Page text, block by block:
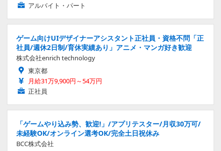
アルバイト・パート
ゲーム向けUIデザイナーアシスタント正社員・資格不問「正
社員/週休2日制/育休実績あり」アニメ・マンガ好き歓迎
株式会社enrich technology
東京都
月給31万9,900円～54万円
正社員
「ゲームやり込み勢、歓迎!」/アプリテスター/月収30万可/
未経験OK/オンライン選考OK/完全土日祝休み
BCC株式会社